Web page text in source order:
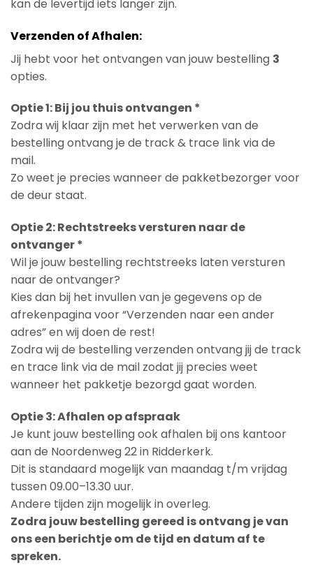
kan de levertijd iets langer zijn.
Verzenden of Afhalen:
Jij hebt voor het ontvangen van jouw bestelling 3
opties.
Optie 1: Bij jou thuis ontvangen *
Zodra wij klaar zijn met het verwerken van de
bestelling ontvang je de track & trace link via de
mail.
Zo weet je precies wanneer de pakketbezorger voor
de deur staat.
Optie 2: Rechtstreeks versturen naar de
ontvanger *
Wil je jouw bestelling rechtstreeks laten versturen
naar de ontvanger?
Kies dan bij het invullen van je gegevens op de
afrekenpagina voor “Verzenden naar een ander
adres” en wij doen de rest!
Zodra wij de bestelling verzenden ontvang jij de track
en trace link via de mail zodat jij precies weet
wanneer het pakketje bezorgd gaat worden.
Optie 3: Afhalen op afspraak
Je kunt jouw bestelling ook afhalen bij ons kantoor
aan de Noordenweg 22 in Ridderkerk.
Dit is standaard mogelijk van maandag t/m vrijdag
tussen 09.00–13.30 uur.
Andere tijden zijn mogelijk in overleg.
Zodra jouw bestelling gereed is ontvang je van
ons een berichtje om de tijd en datum af te
spreken.